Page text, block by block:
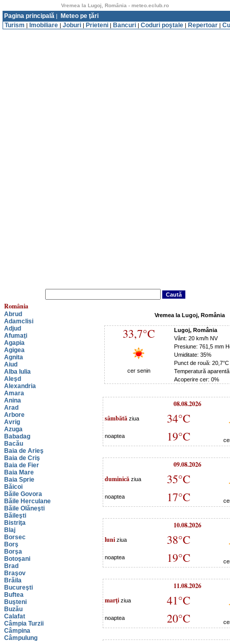
Vremea la Lugoj, România - meteo.eclub.ro
Pagina principală |
Meteo pe ţări
Turism | Imobiliare | Joburi | Prieteni | Bancuri | Coduri poştale | Repertoar |
România
Abrud
Adamclisi
Adjud
Afumaţi
Agapia
Agigea
Agnita
Aiud
Alba Iulia
Aleşd
Alexandria
Amara
Anina
Arad
Arbore
Avrig
Azuga
Babadag
Bacău
Baia de Arieş
Baia de Criş
Baia de Fier
Baia Mare
Baia Sprie
Băicoi
Băile Govora
Băile Herculane
Băile Olăneşti
Băileşti
Bistriţa
Blaj
Borsec
Borş
Borşa
Botoşani
Brad
Braşov
Brăila
Bucureşti
Buftea
Buşteni
Buzău
Calafat
Câmpia Turzii
Câmpina
Câmpulung
Vremea la Lugoj, România
33,7°C
cer senin
Lugoj, România
Vânt: 20 km/h NV
Presiune: 761,5 mm
Umiditate: 35%
Punct de rouă: 20,7°C
Temperatură
Acoperire cer: 0%
08.08.2026
sâmbătă ziua 34°C
noaptea 19°C
09.08.2026
duminică ziua 35°C
noaptea 17°C
10.08.2026
luni ziua 38°C
noaptea 19°C
11.08.2026
marţi ziua 41°C
noaptea 20°C